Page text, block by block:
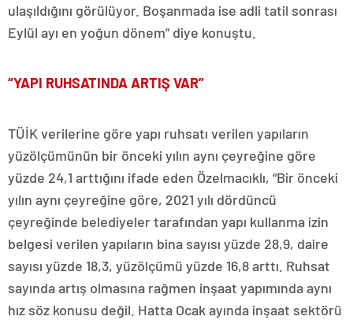
ulaşıldığını görülüyor. Boşanmada ise adli tatil sonrası
Eylül ayı en yoğun dönem” diye konuştu.
“YAPI RUHSATINDA ARTIŞ VAR”
TÜİK verilerine göre yapı ruhsatı verilen yapıların
yüzölçümünün bir önceki yılın aynı çeyreğine göre
yüzde 24,1 arttığını ifade eden Özelmacıklı, “Bir önceki
yılın aynı çeyreğine göre, 2021 yılı dördüncü
çeyreğinde belediyeler tarafından yapı kullanma izin
belgesi verilen yapıların bina sayısı yüzde 28,9, daire
sayısı yüzde 18,3, yüzölçümü yüzde 16,8 arttı. Ruhsat
sayında artış olmasına rağmen inşaat yapımında aynı
hız söz konusu değil. Hatta Ocak ayında inşaat sektörü